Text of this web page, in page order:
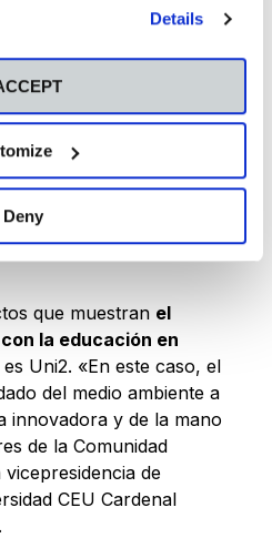
Details
Deny
realización de los
por cada centro
por ser el mejor
que se celebrará en
ambiental
que muestran el
la educación en
Uni2. «En este caso, el
del medio ambiente a
innovadora y de la mano
de la Comunidad
de
CEU Cardenal